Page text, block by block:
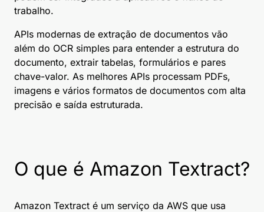
trabalho.
APIs modernas de extração de documentos vão
além do OCR simples para entender a estrutura do
documento, extrair tabelas, formulários e pares
chave-valor. As melhores APIs processam PDFs,
imagens e vários formatos de documentos com alta
precisão e saída estruturada.
O que é Amazon Textract?
Amazon Textract é um serviço da AWS que usa